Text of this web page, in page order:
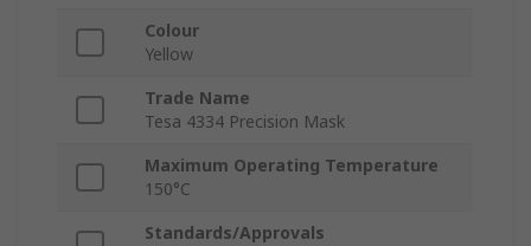
Colour
Yellow
Trade Name
Tesa 4334 Precision Mask
Maximum Operating Temperature
150°C
Standards/Approvals